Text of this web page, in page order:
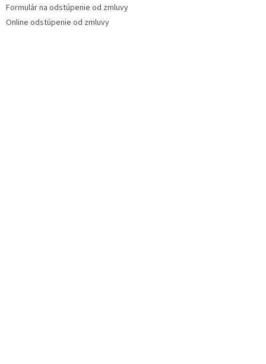
Formulár na odstúpenie od zmluvy
Online odstúpenie od zmluvy